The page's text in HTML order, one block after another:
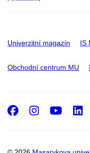
Univerzitní magazín IS
Obchodní centrum MU
Facebook